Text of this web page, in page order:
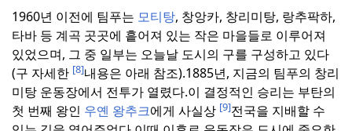
1960년 이전에 팀푸는 모티탕, 창앙카, 창리미탕, 랑추팍하,
타바 등 계곡 곳곳에 흩어져 있는 작은 마을들로 이루어져
있었으며, 그 중 일부는 오늘날 도시의 구를 구성하고 있다
(구 자세한 [8]내용은 아래 참조).1885년, 지금의 팀푸의 창리
미탕 운동장에서 전투가 열렸다.이 결정적인 승리는 부탄의
첫 번째 왕인 우옌 왕추크에게 사실상 [9]전국을 지배할 수